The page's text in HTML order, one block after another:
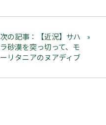
次の記事：【近況】サハ
ラ砂漠を突っ切って、モ
ーリタニアのヌアディブ